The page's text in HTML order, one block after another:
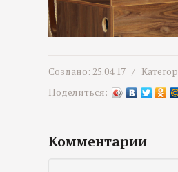
Создано: 25.04.17 /
Поделиться:
Комментарии